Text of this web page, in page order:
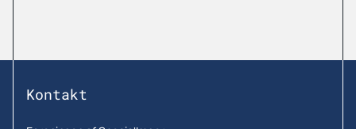
Kontakt